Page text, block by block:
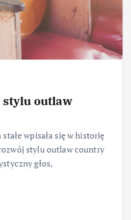
outlaw
wpisała się w historię
stylu outlaw country
głos,